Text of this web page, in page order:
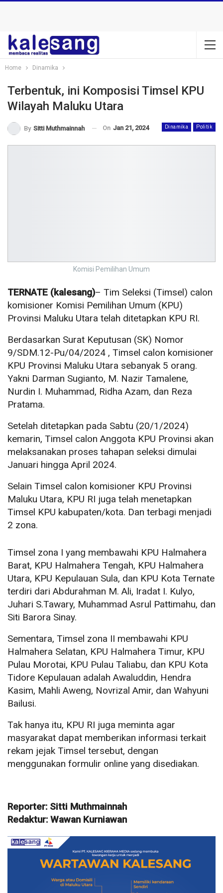
Home Dinamika
Terbentuk, ini Komposisi Timsel KPU
Wilayah Maluku Utara
Dinamika Politik
By Sitti Muthmainnah On Jan 21, 2024
Komisi Pemilihan Umum
TERNATE (kalesang)– Tim Seleksi (Timsel) calon
komisioner Komisi Pemilihan Umum (KPU)
Provinsi Maluku Utara telah ditetapkan KPU RI.
Berdasarkan Surat Keputusan (SK) Nomor
9/SDM.12-Pu/04/2024 , Timsel calon komisioner
KPU Provinsi Maluku Utara sebanyak 5 orang.
Yakni Darman Sugianto, M. Nazir Tamalene,
Nurdin I. Muhammad, Ridha Azam, dan Reza
Pratama.
Setelah ditetapkan pada Sabtu (20/1/2024)
kemarin, Timsel calon Anggota KPU Provinsi akan
melaksanakan proses tahapan seleksi dimulai
Januari hingga April 2024.
Selain Timsel calon komisioner KPU Provinsi
Maluku Utara, KPU RI juga telah menetapkan
Timsel KPU kabupaten/kota. Dan terbagi menjadi
2 zona.
Timsel zona I yang membawahi KPU Halmahera
Barat, KPU Halmahera Tengah, KPU Halmahera
Utara, KPU Kepulauan Sula, dan KPU Kota Ternate
terdiri dari Abdurahman M. Ali, Iradat I. Kulyo,
Juhari S.Tawary, Muhammad Asrul Pattimahu, dan
Siti Barora Sinay.
Sementara, Timsel zona II membawahi KPU
Halmahera Selatan, KPU Halmahera Timur, KPU
Pulau Morotai, KPU Pulau Taliabu, dan KPU Kota
Tidore Kepulauan adalah Awaluddin, Hendra
Kasim, Mahli Aweng, Novrizal Amir, dan Wahyuni
Bailusi.
Tak hanya itu, KPU RI juga meminta agar
masyarakat dapat memberikan informasi terkait
rekam jejak Timsel tersebut, dengan
menggunakan formulir online yang disediakan.
Reporter: Sitti Muthmainnah
Redaktur: Wawan Kurniawan